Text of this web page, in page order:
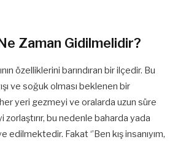
Zaman Gidilmelidir?
özelliklerini barındıran bir ilçedir. Bu
ve soğuk olması beklenen bir
yeri gezmeyi ve oralarda uzun süre
bu nedenle baharda yada
edilmektedir. Fakat ‘’Ben kış insanıyım,